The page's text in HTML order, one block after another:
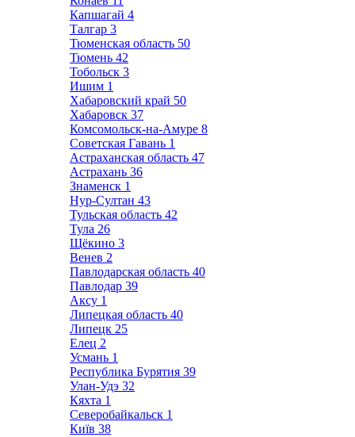
Капшагай 4
Талгар 3
Тюменская область 50
Тюмень 42
Тобольск 3
Ишим 1
Хабаровский край 50
Хабаровск 37
Комсомольск-на-Амуре 8
Советская Гавань 1
Астраханская область 47
Астрахань 36
Знаменск 1
Нур-Султан 43
Тульская область 42
Тула 26
Щёкино 3
Венев 2
Павлодарская область 40
Павлодар 39
Аксу 1
Липецкая область 40
Липецк 25
Елец 2
Усмань 1
Республика Бурятия 39
Улан-Удэ 32
Кяхта 1
Северобайкальск 1
Київ 38